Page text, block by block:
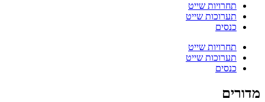
תחרויות שייט
תערוכות שייט
כנסים
תחרויות שייט
תערוכות שייט
כנסים
מדורים